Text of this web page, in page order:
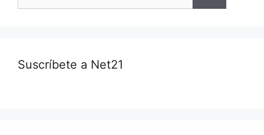
Suscríbete a Net21